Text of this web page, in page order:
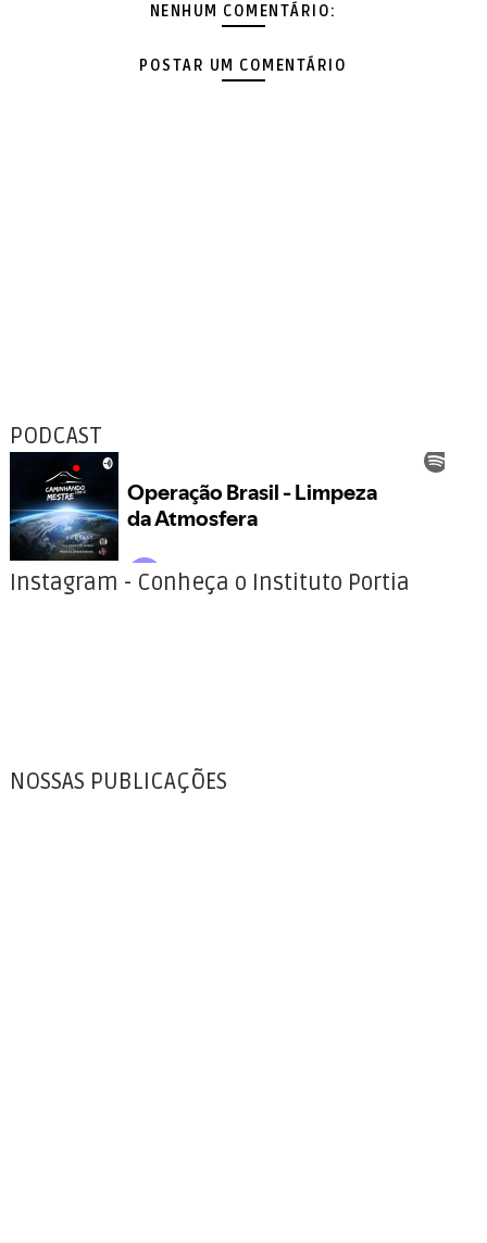
NENHUM COMENTÁRIO:
POSTAR UM COMENTÁRIO
PODCAST
Instagram - Conheça o Instituto Portia
NOSSAS PUBLICAÇÕES